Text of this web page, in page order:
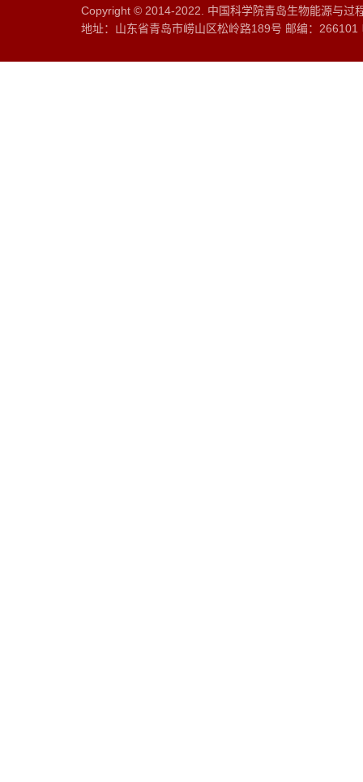
Copyright © 2014-2022. 中国科学院青岛生物能源与过
地址：山东省青岛市崂山区松岭路189号 邮编：